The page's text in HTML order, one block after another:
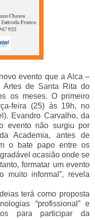
evento que a Alca –
Artes de Santa Rita do
os meses. O primeiro
feira (25) às 19h, no
Evandro Carvalho, da
evento não surgiu por
Academia, antes de
o bate papo entre os
ocasião onde se
formatar um evento
muito informal”, revela
terá como proposta
“profissional” e
para participar da